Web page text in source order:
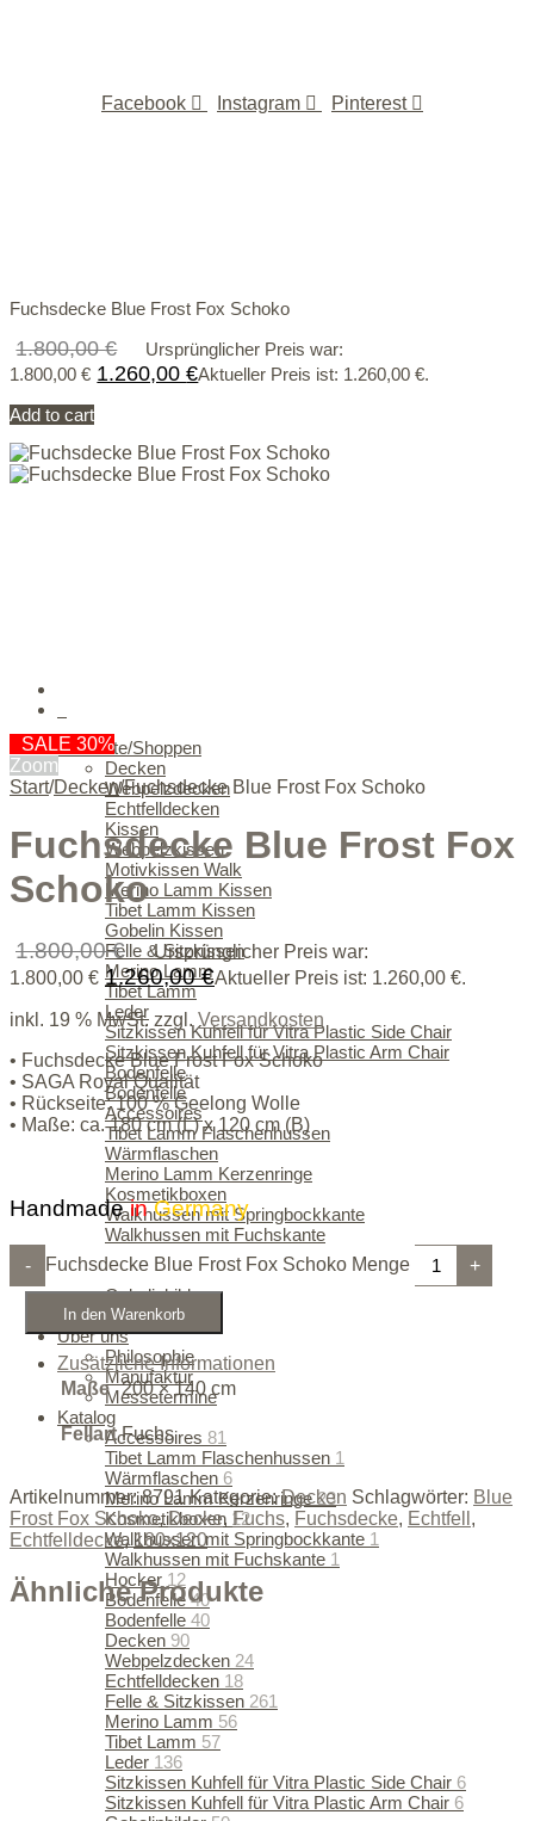
Facebook Instagram Pinterest
Fuchsdecke Blue Frost Fox Schoko
1.800,00€
Ursprünglicher Preis war:
1.800,00 € 1.260,00€Aktueller Preis ist: 1.260,00 €.
Add to cart
Produkte/Shoppen
Decken
Webpelzdecken
Echtfelldecken
Kissen
Webpelzkissen
Motivkissen Walk
Merino Lamm Kissen
Tibet Lamm Kissen
Gobelin Kissen
Felle & Sitzkissen
Merino Lamm
Tibet Lamm
Leder
Sitzkissen Kuhfell für Vitra Plastic Side Chair
Sitzkissen Kuhfell für Vitra Plastic Arm Chair
Bodenfelle
Bodenfelle
Accessoires
Tibet Lamm Flaschenhussen
Wärmflaschen
Merino Lamm Kerzenringe
Kosmetikboxen
Walkhussen mit Springbockkante
Walkhussen mit Fuchskante
Hocker
Pouf's
Gobelinbilder
Neuheiten
Über uns
Philosophie
Manufaktur
Messetermine
Katalog
Accessoires 81
Tibet Lamm Flaschenhussen 1
Wärmflaschen 6
Merino Lamm Kerzenringe23
Kosmetikboxen 12
Walkhussen mit Springbockkante 1
Walkhussen mit Fuchskante 1
Hocker 12
Bodenfelle40
Bodenfelle 40
Decken 90
Webpelzdecken 24
Echtfelldecken 18
Felle & Sitzkissen 261
Merino Lamm 56
Tibet Lamm 57
Leder 136
Sitzkissen Kuhfell für Vitra Plastic Side Chair 6
Sitzkissen Kuhfell für Vitra Plastic Arm Chair 6
SALE 30%
Zoom
Start/Decken/Fuchsdecke Blue Frost Fox Schoko
Fuchsdecke Blue Frost Fox
Schoko
1.800,00€
Ursprünglicher Preis war:
1.800,00 € 1.260,00€Aktueller Preis ist: 1.260,00 €.
inkl. 19 % MwSt. zzgl. Versandkosten
• Fuchsdecke Blue Frost Fox Schoko
• SAGA Royal Qualität
• Rückseite: 100 % Geelong Wolle
• Maße: ca. 180 cm (L) x 120 cm (B)
HandmadeinGermany
- Fuchsdecke Blue Frost Fox Schoko Menge +
In den Warenkorb
Zusätzliche Informationen
Maße 200 × 140 cm
Fellart Fuchs
Artikelnummer:8791 Kategorie:Decken Schlagwörter: Blue
Frost Fox Schoko,Decke, Fuchs, Fuchsdecke, Echtfell ,
Echtfelldecke, 180x120
Ähnliche Produkte